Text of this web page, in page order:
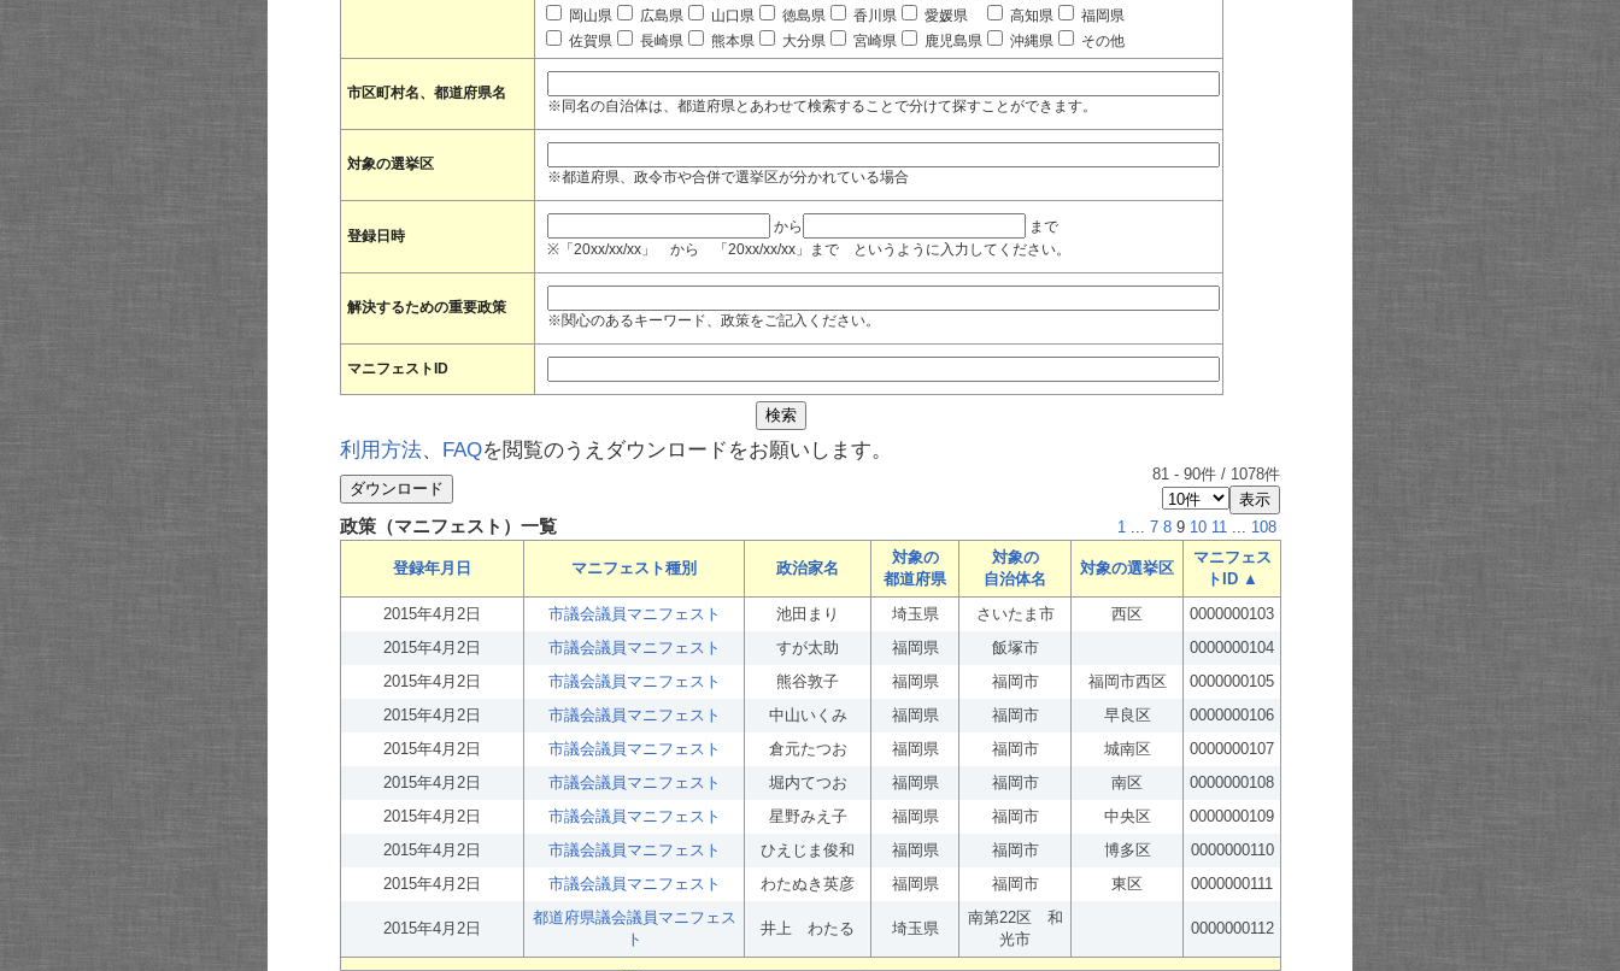
岡山県
広島県 山口県 徳島県 香川県 愛媛県 高知県
福岡県
佐賀県
長崎県 熊本県 大分県 宮崎県 鹿児島県 沖縄県 その他
市区町村名、都道府県名
※同名の自治体は、都道府県とあわせて検索することで分けて探すことができます。
対象の選挙区
※都道府県、政令市や合併で選挙区が分かれている場合
登録日時
から
まで
※「20xx/xx/xx」 から 「20xx/xx/xx」まで というように入力してください。
解決するための重要政策
※関心のあるキーワード、政策をご記入ください。
マニフェストID
利用方法、 FAQを閲覧のうえダウンロードをお願いします。
81 - 90件 / 1078件
政策（マニフェスト）一覧 1 ... 7 8 9 10 11 ... 108
登録年月日 マニフェスト種別 政治家名
対象の
都道府県
対象の
自治体名
対象の選挙区
マニフェス
トID ▲
2015年4月2日
市議会議員マニフェスト 池田まり 埼玉県 さいたま市 西区
0000000103
2015年4月2日
市議会議員マニフェスト すが太助 福岡県 飯塚市
0000000104
2015年4月2日
市議会議員マニフェスト 熊谷敦子 福岡県 福岡市 福岡市西区
0000000105
2015年4月2日
市議会議員マニフェスト 中山いくみ 福岡県 福岡市 早良区
0000000106
2015年4月2日
市議会議員マニフェスト 倉元たつお 福岡県 福岡市 城南区
0000000107
2015年4月2日
市議会議員マニフェスト 堀内てつお 福岡県 福岡市 南区
0000000108
2015年4月2日
市議会議員マニフェスト 星野みえ子 福岡県 福岡市 中央区
0000000109
2015年4月2日
市議会議員マニフェスト ひえじま俊和 福岡県 福岡市 博多区
0000000110
2015年4月2日
市議会議員マニフェスト わたぬき英彦 福岡県 福岡市 東区 0000000111
2015年4月2日
都道府県議会議員マニフェス
ト
井上 わたる 埼玉県
南第22区 和
光市
0000000112